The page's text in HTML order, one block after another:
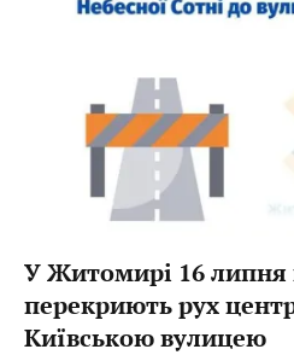
У Житомирі 16 липня
перекриють рух
Київською вулицею